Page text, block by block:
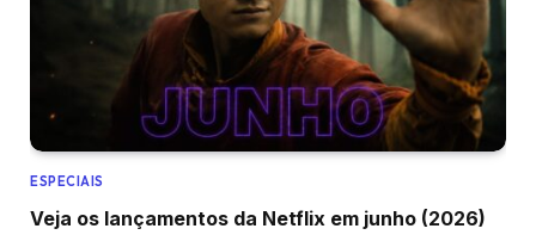
ESPECIAIS
Veja os lançamentos da Netflix em junho (2026)